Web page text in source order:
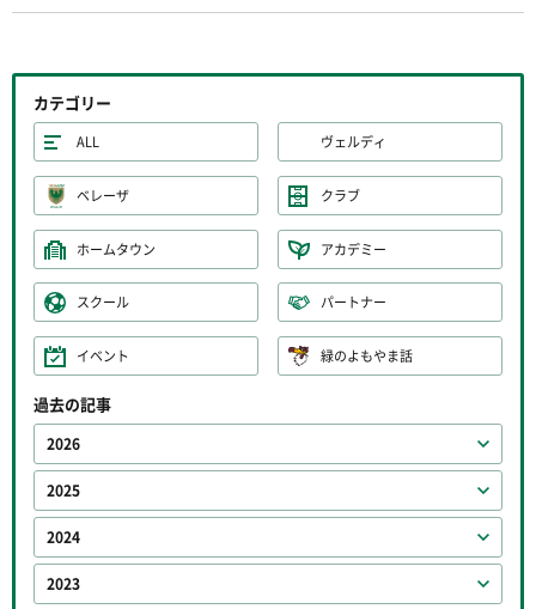
カテゴリー
ALL ヴェルディ
ベレーザ クラブ
ホームタウン アカデミー
スクール パートナー
イベント 緑のよもやま話
過去の記事
2026
2025
2024
2023